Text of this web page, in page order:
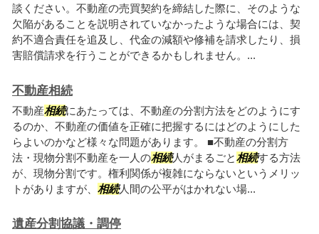
談ください。不動産の売買契約を締結した際に、そのような
欠陥があることを説明されていなかったような場合には、契
約不適合責任を追及し、代金の減額や修補を請求したり、損
害賠償請求を行うことができるかもしれません。...
不動産相続
不動産相続にあたっては、不動産の分割方法をどのようにす
るのか、不動産の価値を正確に把握するにはどのようにした
らよいのかなど様々な問題があります。 ■不動産の分割方
法・現物分割不動産を一人の相続人がまるごと相続する方法
が、現物分割です。権利関係が複雑にならないというメリッ
トがありますが、 相続人間の公平がはかれない場...
遺産分割協議・調停